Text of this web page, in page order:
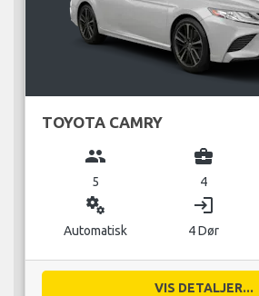
TOYOTA CAMRY
group
5
business_center
4
miscellaneous_services
Automatisk
login
4 Dør
VIS DETALJER...